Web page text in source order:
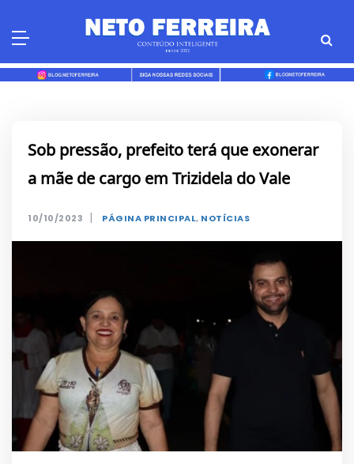
Sob pressão, prefeito terá que exonerar
a mãe de cargo em Trizidela do Vale
10/10/2023 | PÁGINA PRINCIPAL, NOTÍCIAS